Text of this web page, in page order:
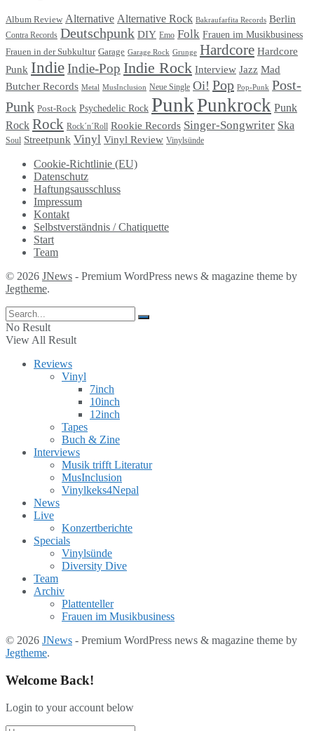
Album Review Alternative Alternative Rock Bakraufarfita Records Berlin
Contra Records Deutschpunk DIY Emo Folk Frauen im Musikbusiness
Frauen in der Subkultur Garage Garage Rock Grunge Hardcore Hardcore
Punk IndieIndie-Pop Indie Rock Interview Jazz Mad
Butcher Records Metal MusInclusion Neue Single Oi! Pop Pop-Punk Post-
Punk Post-Rock Psychedelic Rock PunkPunkrock Punk
Rock Rock Rock´n´Roll Rookie Records Singer-Songwriter Ska
Soul Streetpunk Vinyl Vinyl Review Vinylsünde
Cookie-Richtlinie (EU)
Datenschutz
Haftungsausschluss
Impressum
Kontakt
Selbstverständnis / Chatiquette
Start
Team
© 2026 JNews - Premium WordPress news & magazine theme by
Jegtheme.
No Result
View All Result
Reviews
Vinyl
7inch
10inch
12inch
Tapes
Buch & Zine
Interviews
Musik trifft Literatur
MusInclusion
Vinylkeks4Nepal
News
Live
Konzertberichte
Specials
Vinylsünde
Diversity Dive
Team
Archiv
Plattenteller
Frauen im Musikbusiness
© 2026 JNews - Premium WordPress news & magazine theme by
Jegtheme.
Welcome Back!
Login to your account below